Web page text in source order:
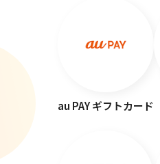
au PAY ギフトカード